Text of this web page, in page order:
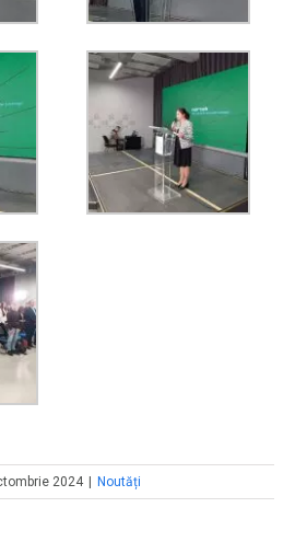
2024 Noutăți